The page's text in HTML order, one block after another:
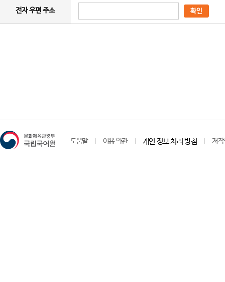
전자 우편 주소 확인
도움말 이용 약관 개인 정보 처리 방침 저